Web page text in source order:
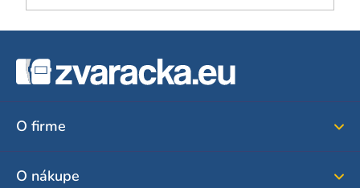
O firme
O nákupe